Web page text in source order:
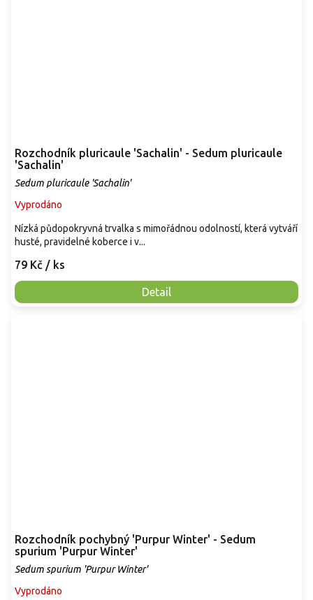
Rozchodník pluricaule 'Sachalin' - Sedum pluricaule
'Sachalin'
Sedum pluricaule 'Sachalin'
Vyprodáno
79 Kč / ks
Detail
Nízká půdopokryvná trvalka s mimořádnou odolností, která vytváří
husté, pravidelné koberce i v...
Rozchodník pochybný 'Purpur Winter' - Sedum
spurium 'Purpur Winter'
Sedum spurium 'Purpur Winter'
Vyprodáno